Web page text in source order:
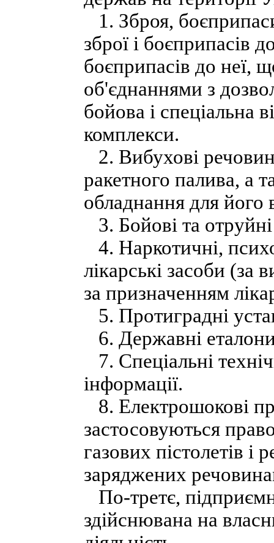
1. Зброя,
зброї і боєприпасів
боєприпасів до неї,
об'єднаннями з
бойова і спеціальна
комплекси.
2. Вибухові
ракетного палива, а
обладнання для його
3. Бойові та
4. Наркотичні,
лікарські засоби
за призначенням
5. Протиградні
6. Державні
7. Спеціальні
інформації.
8. Електрошокові
застосовуються
газових пістолетів і
заряджених
По-третє,
здійснювана на